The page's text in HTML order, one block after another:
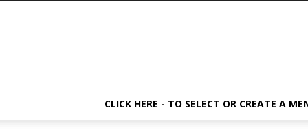
CLICK HERE - TO SELECT OR CREATE A